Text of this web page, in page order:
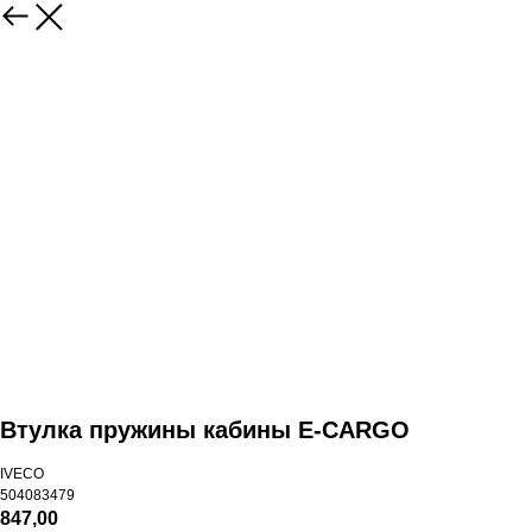
Втулка пружины кабины E-CARGO
IVECO
504083479
847,00